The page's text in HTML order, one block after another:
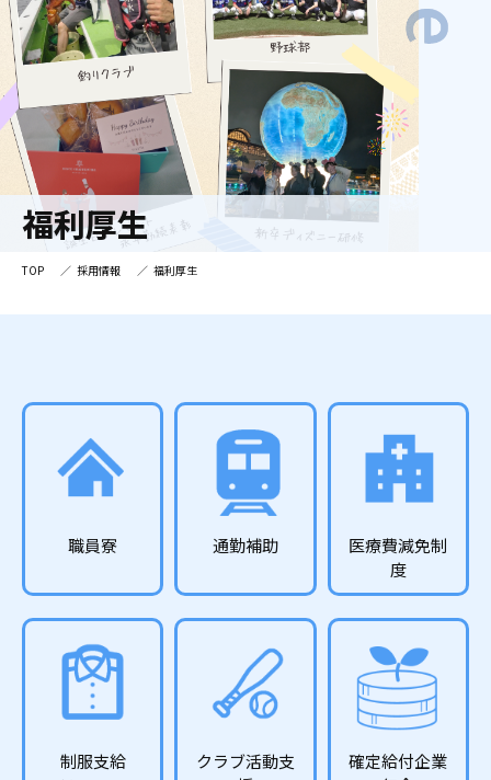
福利厚生
TOP 採用情報 福利厚生
職員寮 通勤補助
医療費減免制
度
制服支給
クラブ活動支
確定給付企業